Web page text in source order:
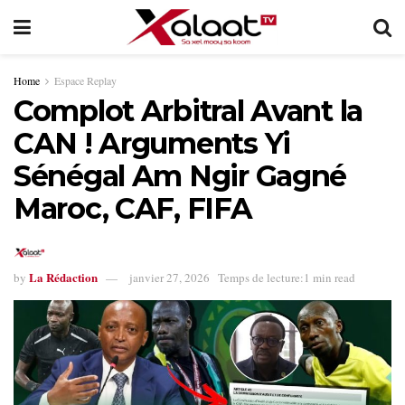
Home Espace Replay
Complot Arbitral Avant la
CAN ! Arguments Yi
Sénégal Am Ngir Gagné
Maroc, CAF, FIFA
by La Rédaction janvier 27, 2026 Temps de lecture:1 min read